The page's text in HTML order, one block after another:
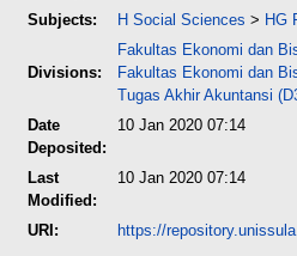
Subjects:
H Social Sciences > HG
Divisions:
Fakultas Ekonomi dan
Fakultas Ekonomi dan
Tugas Akhir Akuntansi
Date
Deposited:
10 Jan 2020 07:14
Last
Modified:
10 Jan 2020 07:14
URI: https://